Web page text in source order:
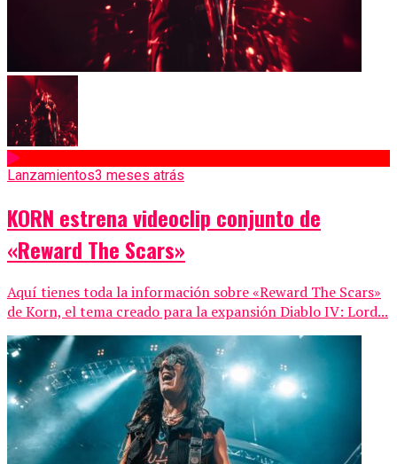
Lanzamientos3 meses atrás
KORN estrena videoclip conjunto de
«Reward The Scars»
Aquí tienes toda la información sobre «Reward The Scars»
de Korn, el tema creado para la expansión Diablo IV: Lord...